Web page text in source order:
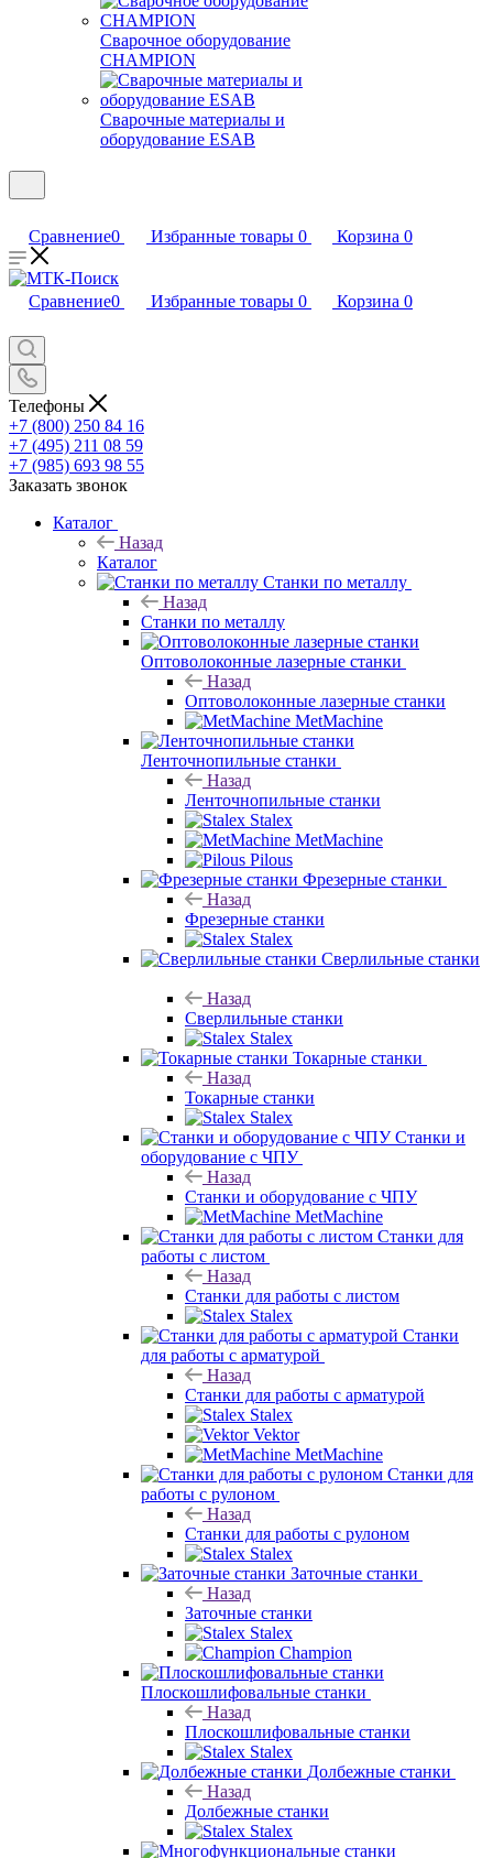
Сварочное оборудование
CHAMPION
Сварочные материалы и
оборудование ESAB
Сравнение0 Избранные товары 0 Корзина 0
Сравнение0 Избранные товары 0 Корзина 0
Телефоны
+7 (800) 250 84 16
+7 (495) 211 08 59
+7 (985) 693 98 55
Заказать звонок
Каталог
Назад
Каталог
Станки по металлу
Назад
Станки по металлу
Оптоволоконные лазерные станки
Назад
Оптоволоконные лазерные станки
MetMachine
Ленточнопильные станки
Назад
Ленточнопильные станки
Stalex
MetMachine
Pilous
Фрезерные станки
Назад
Фрезерные станки
Stalex
Сверлильные станки
Назад
Сверлильные станки
Stalex
Токарные станки
Назад
Токарные станки
Stalex
Станки и
оборудование с ЧПУ
Назад
Станки и оборудование с ЧПУ
MetMachine
Станки для
работы с листом
Назад
Станки для работы с листом
Stalex
Станки
для работы с арматурой
Назад
Станки для работы с арматурой
Stalex
Vektor
MetMachine
Станки для
работы с рулоном
Назад
Станки для работы с рулоном
Stalex
Заточные станки
Назад
Заточные станки
Stalex
Champion
Плоскошлифовальные станки
Назад
Плоскошлифовальные станки
Stalex
Долбежные станки
Назад
Долбежные станки
Stalex